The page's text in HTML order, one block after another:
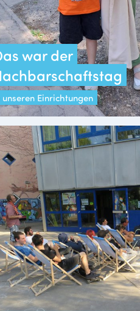
war der
unseren Einrichtungen